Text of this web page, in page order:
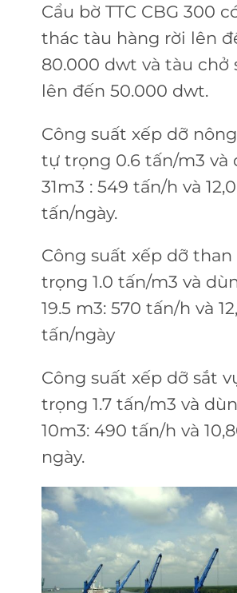
Cẩu bờ TTC CBG 300
thác tàu hàng rời lên
80.000 dwt và tàu chở
lên đến 50.000 dwt.
Công suất xếp dỡ
tự trọng 0.6 tấn/m3 và
31m3 : 549 tấn/h và
tấn/ngày.
Công suất xếp dỡ
trọng 1.0 tấn/m3 và
19.5 m3: 570 tấn/h và
tấn/ngày
Công suất xếp dỡ sắt
trọng 1.7 tấn/m3 và
10m3: 490 tấn/h và
ngày.